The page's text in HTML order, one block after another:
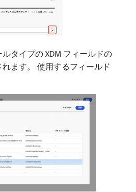
タイプの XDM フィールドの
れます。 使用するフィールド